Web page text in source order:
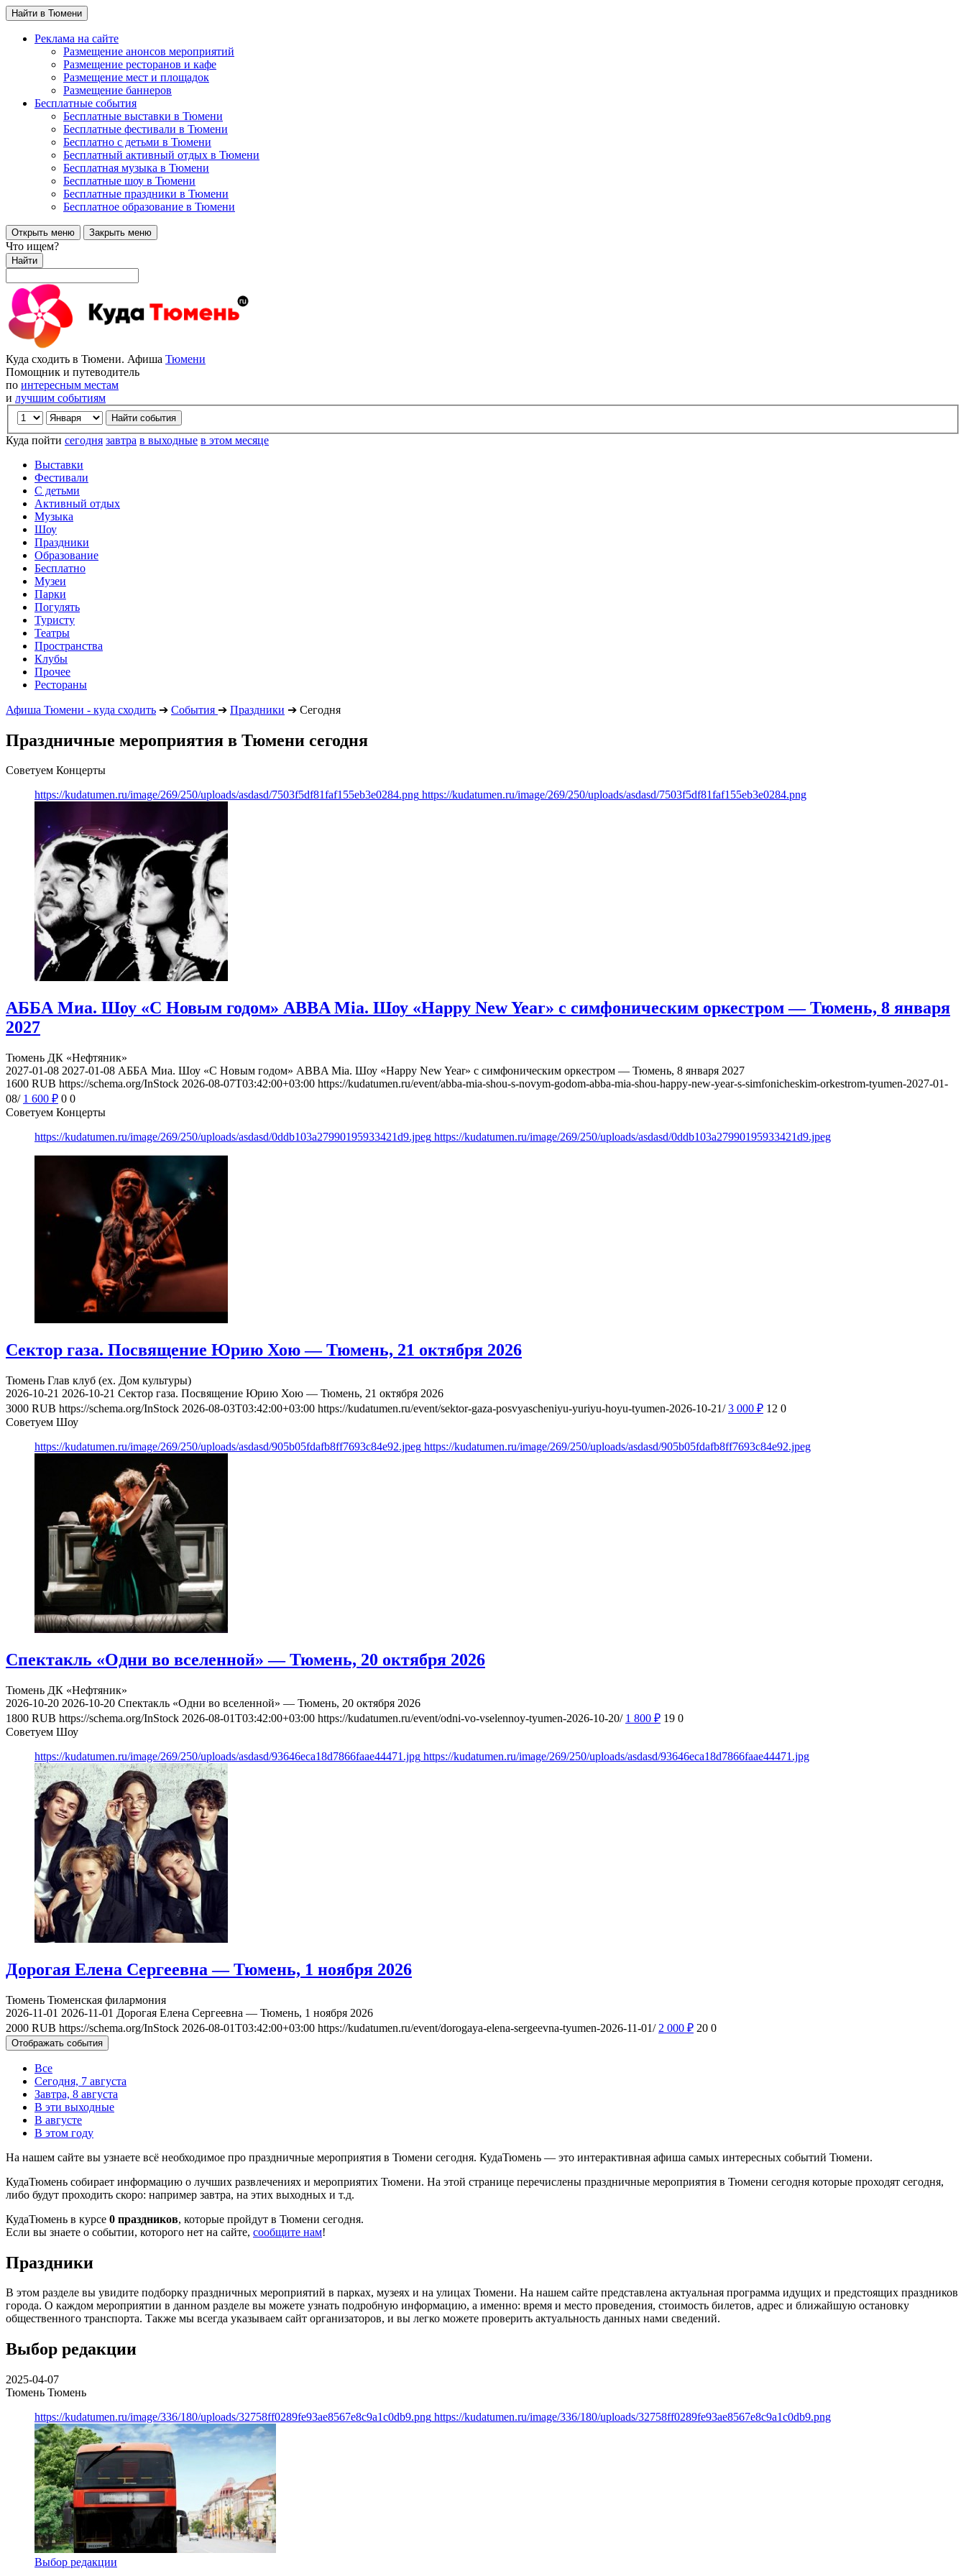
Найти в Тюмени
Реклама на сайте
Размещение анонсов мероприятий
Размещение ресторанов и кафе
Размещение мест и площадок
Размещение баннеров
Бесплатные события
Бесплатные выставки в Тюмени
Бесплатные фестивали в Тюмени
Бесплатно с детьми в Тюмени
Бесплатный активный отдых в Тюмени
Бесплатная музыка в Тюмени
Бесплатные шоу в Тюмени
Бесплатные праздники в Тюмени
Бесплатное образование в Тюмени
Открыть меню Закрыть меню
Что ищем?
Найти
Куда сходить в Тюмени. Афиша Тюмени
Помощник и путеводитель
по интересным местам
и лучшим событиям
Куда пойти сегодня завтра в выходные в этом месяце
Выставки
Фестивали
С детьми
Активный отдых
Музыка
Шоу
Праздники
Образование
Бесплатно
Музеи
Парки
Погулять
Туристу
Театры
Пространства
Клубы
Прочее
Рестораны
Афиша Тюмени - куда сходить ➔ События ➔ Праздники ➔ Сегодня
Праздничные мероприятия в Тюмени сегодня
Советуем Концерты
https://kudatumen.ru/image/269/250/uploads/asdasd/7503f5df81faf155eb3e0284.png https://kudatumen.ru/image/269/250/uploads/asdasd/7503f5df81faf155eb3e0284.png
АББА Миа. Шоу «С Новым годом» ABBA Mia. Шоу «Happy New Year» с симфоническим оркестром — Тюмень, 8 января
2027
Тюмень ДК «Нефтяник»
2027-01-08 2027-01-08 АББА Миа. Шоу «С Новым годом» ABBA Mia. Шоу «Happy New Year» с симфоническим оркестром — Тюмень, 8 января 2027
1600 RUB https://schema.org/InStock 2026-08-07T03:42:00+03:00 https://kudatumen.ru/event/abba-mia-shou-s-novym-godom-abba-mia-shou-happy-new-year-s-simfonicheskim-orkestrom-tyumen-2027-01-
08/ 1 600 ₽ 0 0
Советуем Концерты
https://kudatumen.ru/image/269/250/uploads/asdasd/0ddb103a27990195933421d9.jpeg https://kudatumen.ru/image/269/250/uploads/asdasd/0ddb103a27990195933421d9.jpeg
Сектор газа. Посвящение Юрию Хою — Тюмень, 21 октября 2026
Тюмень Глав клуб (ex. Дом культуры)
2026-10-21 2026-10-21 Сектор газа. Посвящение Юрию Хою — Тюмень, 21 октября 2026
3000 RUB https://schema.org/InStock 2026-08-03T03:42:00+03:00 https://kudatumen.ru/event/sektor-gaza-posvyascheniyu-yuriyu-hoyu-tyumen-2026-10-21/ 3 000 ₽ 12 0
Советуем Шоу
https://kudatumen.ru/image/269/250/uploads/asdasd/905b05fdafb8ff7693c84e92.jpeg https://kudatumen.ru/image/269/250/uploads/asdasd/905b05fdafb8ff7693c84e92.jpeg
Спектакль «Одни во вселенной» — Тюмень, 20 октября 2026
Тюмень ДК «Нефтяник»
2026-10-20 2026-10-20 Спектакль «Одни во вселенной» — Тюмень, 20 октября 2026
1800 RUB https://schema.org/InStock 2026-08-01T03:42:00+03:00 https://kudatumen.ru/event/odni-vo-vselennoy-tyumen-2026-10-20/ 1 800 ₽ 19 0
Советуем Шоу
https://kudatumen.ru/image/269/250/uploads/asdasd/93646eca18d7866faae44471.jpg https://kudatumen.ru/image/269/250/uploads/asdasd/93646eca18d7866faae44471.jpg
Дорогая Елена Сергеевна — Тюмень, 1 ноября 2026
Тюмень Тюменская филармония
2026-11-01 2026-11-01 Дорогая Елена Сергеевна — Тюмень, 1 ноября 2026
2000 RUB https://schema.org/InStock 2026-08-01T03:42:00+03:00 https://kudatumen.ru/event/dorogaya-elena-sergeevna-tyumen-2026-11-01/ 2 000 ₽ 20 0
Отображать события
Все
Сегодня, 7 августа
Завтра, 8 августа
В эти выходные
В августе
В этом году
На нашем сайте вы узнаете всё необходимое про праздничные мероприятия в Тюмени сегодня. КудаТюмень — это интерактивная афиша самых интересных событий Тюмени.
КудаТюмень собирает информацию о лучших развлечениях и мероприятих Тюмени. На этой странице перечислены праздничные мероприятия в Тюмени сегодня которые проходят сегодня,
либо будут проходить скоро: например завтра, на этих выходных и т.д.
КудаТюмень в курсе 0 праздников, которые пройдут в Тюмени сегодня.
Если вы знаете о событии, которого нет на сайте, сообщите нам!
Праздники
В этом разделе вы увидите подборку праздничных мероприятий в парках, музеях и на улицах Тюмени. На нашем сайте представлена актуальная программа идущих и предстоящих праздников
города. О каждом мероприятии в данном разделе вы можете узнать подробную информацию, а именно: время и место проведения, стоимость билетов, адрес и ближайшую остановку
общественного транспорта. Также мы всегда указываем сайт организаторов, и вы легко можете проверить актуальность данных нами сведений.
Выбор редакции
2025-04-07
Тюмень Тюмень
https://kudatumen.ru/image/336/180/uploads/32758ff0289fe93ae8567e8c9a1c0db9.png https://kudatumen.ru/image/336/180/uploads/32758ff0289fe93ae8567e8c9a1c0db9.png
Выбор редакции